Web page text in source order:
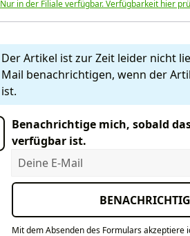
Nur in der Filiale verfügbar. Verfügbarkeit hier
Der Artikel ist zur Zeit leider nicht
Mail benachrichtigen, wenn der
ist.
Benachrichtige mich, sobald
verfügbar ist.
Deine E-Mail
Mit dem Absenden des Formulars akzeptiere